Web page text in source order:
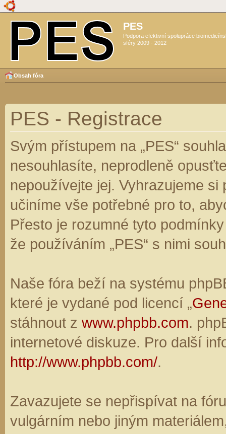
PES
Podpora efektivní spolupráce
sféry 2009 - 2012
Obsah fóra
PES - Registrace
Svým přístupem na „PES“
nesouhlasíte, neprodleně
nepoužívejte jej. Vyhrazujeme
učiníme vše potřebné pro to,
Přesto je rozumné tyto
že používáním „PES“ s nimi
Naše fóra beží na systému
které je vydané pod licencí „
stáhnout z www.phpbb.com.
internetové diskuze. Pro další
http://www.phpbb.com/.
Zavazujete se nepřispívat na
vulgárním nebo jiným